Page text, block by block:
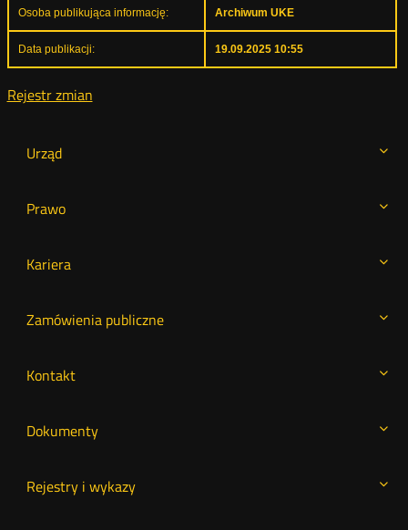
Urząd
Prawo
Kariera
Zamówienia publiczne
Kontakt
Dokumenty
Rejestry i wykazy
Osoba publikująca informację: Archiwum UKE
Data publikacji: 19.09.2025 10:55
Rejestr zmian